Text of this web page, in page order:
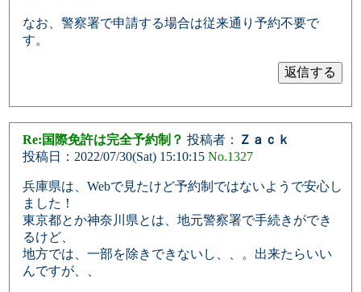
なお、警察署で申請する場合は従来通り予約不要で
す。
Re:国際免許は完全予約制？ 投稿者：
Ｚａｃｋ
投稿日：2022/07/30(Sat) 15:10:15 No.1327
兵庫県は、Webで見たけど予約制ではないようで安心し
ました！
東京都とか神奈川県とは、地元警察署で手続きができ
るけど、
地方では、一部を除きできないし、、。出来たらいい
んですが、、